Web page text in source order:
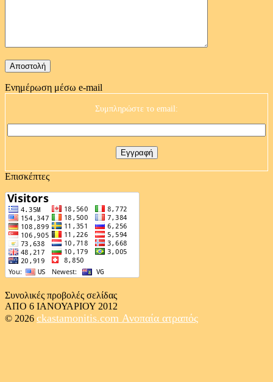
Ενημέρωση μέσω e-mail
Συμπληρώστε το email:
Επισκέπτες
Συνολικές προβολές σελίδας
ΑΠΟ 6 ΙΑΝΟΥΑΡΙΟΥ 2012
© 2026 ckastamonitis.com Ανοπαία ατραπός